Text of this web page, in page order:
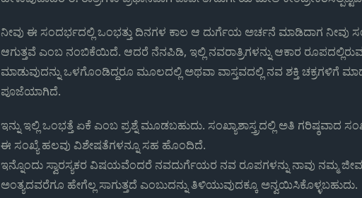
ನೀವು ಈ ಸಂದರ್ಭದಲ್ಲಿ ಒಂಭತ್ತು ದಿನಗಳ ಕಾಲ ಆ ದುರ್ಗೆಯ ಅರ್ಚನೆ ಮಾಡಿದಾಗ ನೀವು
ಆಗುತ್ತವೆ ಎಂಬ ನಂಬಿಕೆಯಿದೆ. ಆದರೆ ನೆನಪಿಡಿ, ಇಲ್ಲಿ ನವರಾತ್ರಿಗಳನ್ನು ಆಕಾರ
ಮಾಡುವುದನ್ನು ಒಳಗೊಂಡಿದ್ದರೂ ಮೂಲದಲ್ಲಿ ಅಥವಾ ವಾಸ್ತವದಲ್ಲಿ ನವ ಶಕ್ತಿ ಚಕ್ರಗಳಿಗೆ
ಪೂಜೆಯಾಗಿದೆ.
ಇನ್ನು ಇಲ್ಲಿ ಒಂಭತ್ತೆ ಏಕೆ ಎಂಬ ಪ್ರಶ್ನೆ ಮೂಡಬಹುದು. ಸಂಖ್ಯಾಶಾಸ್ತ್ರದಲ್ಲಿ ಅತಿ ಗರಿಷ್ಠವಾದ
ಈ ಸಂಖ್ಯೆ ಹಲವು ವಿಶೇಷತೆಗಳನ್ನೂ ಸಹ ಹೊಂದಿದೆ.
ಇನ್ನೊಂದು ಸ್ವಾರಸ್ಯಕರ ವಿಷಯವೆಂದರೆ ನವದುರ್ಗೆಯರ ನವ ರೂಪಗಳನ್ನು ನಾವು ನಮ್ಮ
ಅಂತ್ಯದವರೆಗೂ ಹೇಗೆಲ್ಲ ಸಾಗುತ್ತದೆ ಎಂಬುದನ್ನು ತಿಳಿಯುವುದಕ್ಕೂ ಅನ್ವಯಿಸಿಕೊಳ್ಳಬಹುದು.